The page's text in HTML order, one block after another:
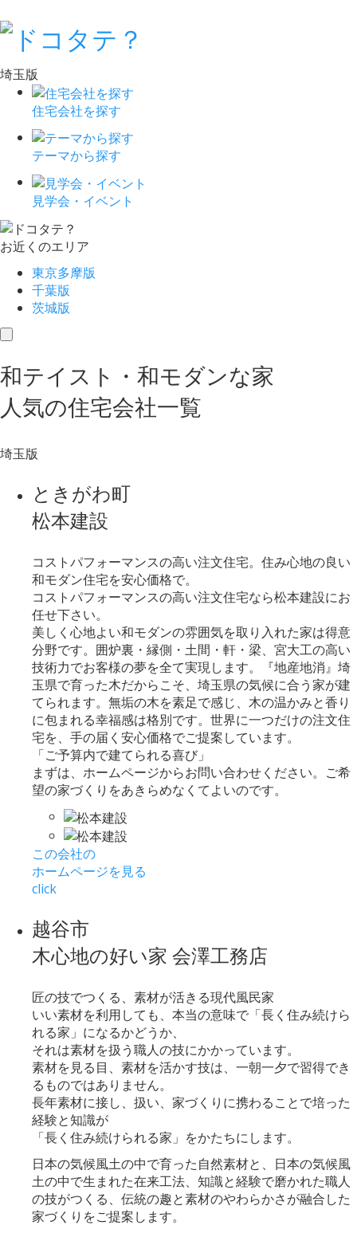
埼玉版
住宅会社を探す
テーマから探す
見学会・イベント
お近くのエリア
東京多摩版
千葉版
茨城版
toggle
和テイスト・和モダンな家
人気の住宅会社一覧
埼玉版
ときがわ町
松本建設
コストパフォーマンスの高い注文住宅。住み心地の良い
和モダン住宅を安心価格で。
コストパフォーマンスの高い注文住宅なら松本建設にお
任せ下さい。
美しく心地よい和モダンの雰囲気を取り入れた家は得意
分野です。囲炉裏・縁側・土間・軒・梁、宮大工の高い
技術力でお客様の夢を全て実現します。『地産地消』埼
玉県で育った木だからこそ、埼玉県の気候に合う家が建
てられます。無垢の木を素足で感じ、木の温かみと香り
に包まれる幸福感は格別です。世界に一つだけの注文住
宅を、手の届く安心価格でご提案しています。
「ご予算内で建てられる喜び」
まずは、ホームページからお問い合わせください。ご希
望の家づくりをあきらめなくてよいのです。
この会社の
ホームページを見る
click
越谷市
木心地の好い家 会澤工務店
匠の技でつくる、素材が活きる現代風民家
いい素材を利用しても、本当の意味で「長く住み続けら
れる家」になるかどうか、
それは素材を扱う職人の技にかかっています。
素材を見る目、素材を活かす技は、一朝一夕で習得でき
るものではありません。
長年素材に接し、扱い、家づくりに携わることで培った
経験と知識が
「長く住み続けられる家」をかたちにします。
日本の気候風土の中で育った自然素材と、日本の気候風
土の中で生まれた在来工法、知識と経験で磨かれた職人
の技がつくる、伝統の趣と素材のやわらかさが融合した
家づくりをご提案します。